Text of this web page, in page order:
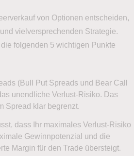
von Optionen entscheiden,
vielversprechenden Strategie.
folgenden 5 wichtigen Punkte
(Bull Put Spreads und Bear Call
unendliche Verlust-Risiko. Das
Spread klar begrenzt.
dass Ihr maximales Verlust-Risiko
Gewinnpotenzial und die
Margin für den Trade übersteigt.